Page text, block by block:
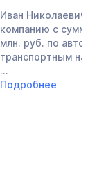
Иван Николаевич
компанию с
млн. руб. по
транспортным
...
Подробнее